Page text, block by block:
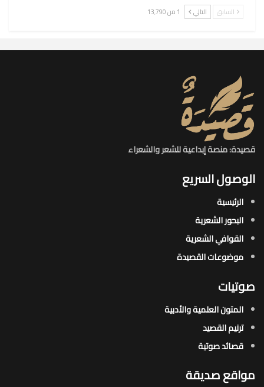
السابق التالي 1 من 13٬790
قصيدة: منصة إبداعية للشعر والشعراء
الوصول السريع
الرئيسية
البحور الشعرية​
القوافي الشعرية​
موضوعات القصيدة​
صوتيات
المتون العلمية والأدبية
ترنيم القصيد
قصائد صوتية
مواقع صديقة